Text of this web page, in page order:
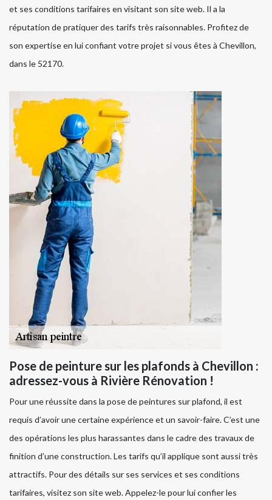
et ses conditions tarifaires en visitant son site web. Il a la
réputation de pratiquer des tarifs très raisonnables. Profitez de
son expertise en lui confiant votre projet si vous êtes à Chevillon,
dans le 52170.
Pose de peinture sur les plafonds à Chevillon :
adressez-vous à Rivière Rénovation !
Pour une réussite dans la pose de peintures sur plafond, il est
requis d’avoir une certaine expérience et un savoir-faire. C’est une
des opérations les plus harassantes dans le cadre des travaux de
finition d’une construction. Les tarifs qu’il applique sont aussi très
attractifs. Pour des détails sur ses services et ses conditions
tarifaires, visitez son site web. Appelez-le pour lui confier les